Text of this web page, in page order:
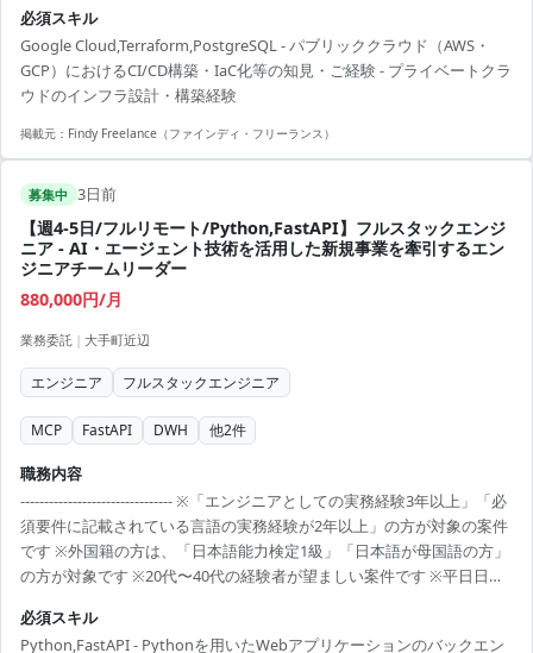
いる方は、直接ご連絡いただいた方がスムーズです ----------------------------
---- クライアントの開発プロジェクトにおいて、以下の業務を行ってい
ただきます。 - クラウド領域の設計・構築・保守 - サーバー料金の最...
必須スキル
Google Cloud,Terraform,PostgreSQL - パブリッククラウド（AWS・
GCP）におけるCI/CD構築・IaC化等の知見・ご経験 - プライベートクラ
ウドのインフラ設計・構築経験
掲載元： Findy Freelance（ファインディ・フリーランス）
募集中 3日前
【週4-5日/フルリモート/Python,FastAPI】フルスタックエンジ
ニア - AI・エージェント技術を活用した新規事業を牽引するエン
ジニアチームリーダー
880,000円/月
業務委託 | 大手町近辺
エンジニア フルスタックエンジニア
MCP FastAPI DWH 他2件
職務内容
-------------------------------- ※「エンジニアとしての実務経験3年以上」「必
須要件に記載されている言語の実務経験が2年以上」の方が対象の案件
です ※外国籍の方は、「日本語能力検定1級」「日本語が母国語の方」
の方が対象です ※20代〜40代の経験者が望ましい案件です ※平日日中
いる方は、直接ご連絡いただいた方がスムーズです ----------------------------
必須スキル
Python,FastAPI - Pythonを用いたWebアプリケーションのバックエン